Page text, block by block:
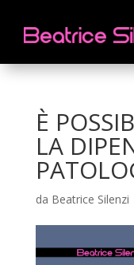
È
LA
da Beatrice Silenzi